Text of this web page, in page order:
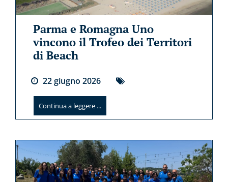
Parma e Romagna Uno
vincono il Trofeo dei Territori
di Beach
22giugno 2026
Continua a leggere ...